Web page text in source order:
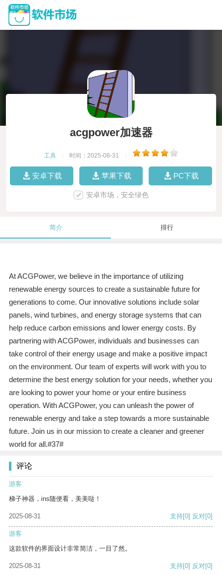
acgpower加速器
工具 时间：2025-08-31
安卓下载 苹果下载 PC下载
安卓市场，安全绿色
简介 排行
At ACGPower, we believe in the importance of utilizing
renewable energy sources to create a sustainable future for
generations to come. Our innovative solutions include solar
panels, wind turbines, and energy storage systems that can
help reduce carbon emissions and lower energy costs. By
partnering with ACGPower, individuals and businesses can
take control of their energy usage and make a positive impact
on the environment. Our team of experts will work with you to
determine the best energy solution for your needs, whether you
are looking to power your home or your entire business
operation. With ACGPower, you can unleash the power of
renewable energy and take a step towards a more sustainable
future. Join us in our mission to create a cleaner and greener
world for all.#37#
评论
游客
梯子神器，ins随便看，美美哒！
2025-08-31 支持[0] 反对[0]
游客
这款软件的界面设计非常简洁，一目了然。
2025-08-31 支持[0] 反对[0]